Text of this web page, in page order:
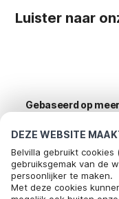
DEZE WEBSITE
Belvilla gebruikt
gebruiksgemak van de
persoonlijker te maken.
Met deze cookies
Luister naar
Gebaseerd op
Meest
vakantie